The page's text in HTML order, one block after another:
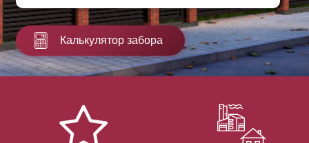
Калькулятор забора